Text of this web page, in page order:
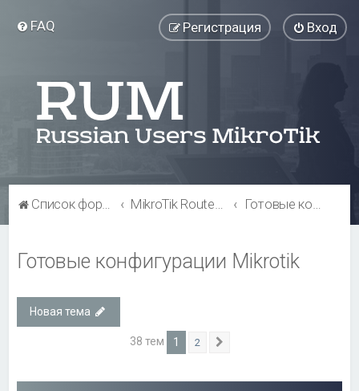
FAQ Вход
Регистрация
Список форумов MikroTik RouterOS Готовые конфигурации Mikrotik
Готовые конфигурации Mikrotik
Новая тема
38 тем 1 2